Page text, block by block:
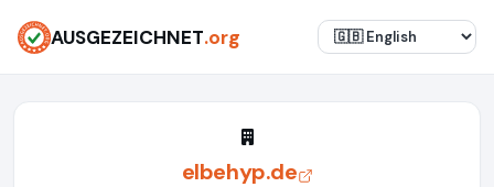
AUSGEZEICHNET.org
elbehyp.de